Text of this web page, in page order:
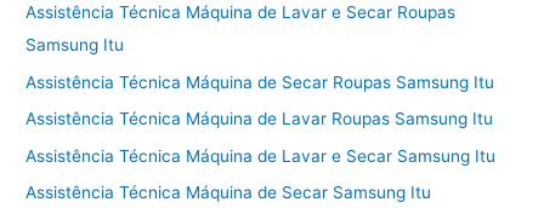
Assistência Técnica Máquina de Lavar e Secar Roupas
Samsung Itu
Assistência Técnica Máquina de Secar Roupas Samsung Itu
Assistência Técnica Máquina de Lavar Roupas Samsung Itu
Assistência Técnica Máquina de Lavar e Secar Samsung Itu
Assistência Técnica Máquina de Secar Samsung Itu